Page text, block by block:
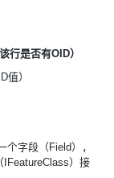
行是否有OID）
值）
个字段（Field），
IFeatureClass）接